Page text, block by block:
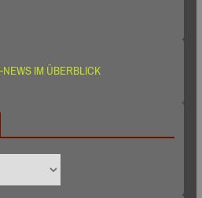
IM ÜBERBLICK